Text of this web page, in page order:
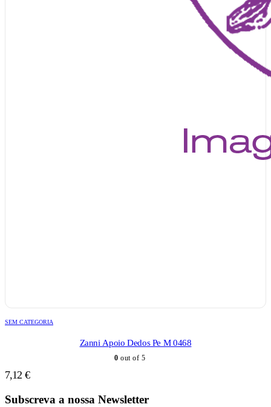
SEM CATEGORIA
Zanni Apoio Dedos Pe M 0468
0 out of 5
7,12 €
Subscreva a nossa Newsletter